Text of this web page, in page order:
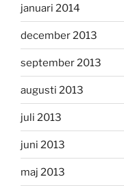
januari 2014
december 2013
september 2013
augusti 2013
juli 2013
juni 2013
maj 2013